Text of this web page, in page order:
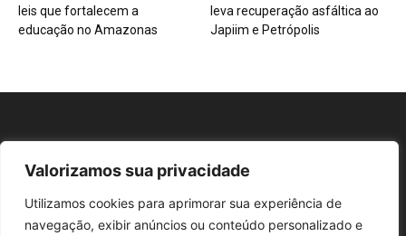
Valorizamos sua privacidade
Utilizamos cookies para aprimorar sua experiência de
navegação, exibir anúncios ou conteúdo personalizado e
leis que fortalecem a
educação no Amazonas
leva recuperação asfáltica ao
Japiim e Petrópolis
Repórter AM